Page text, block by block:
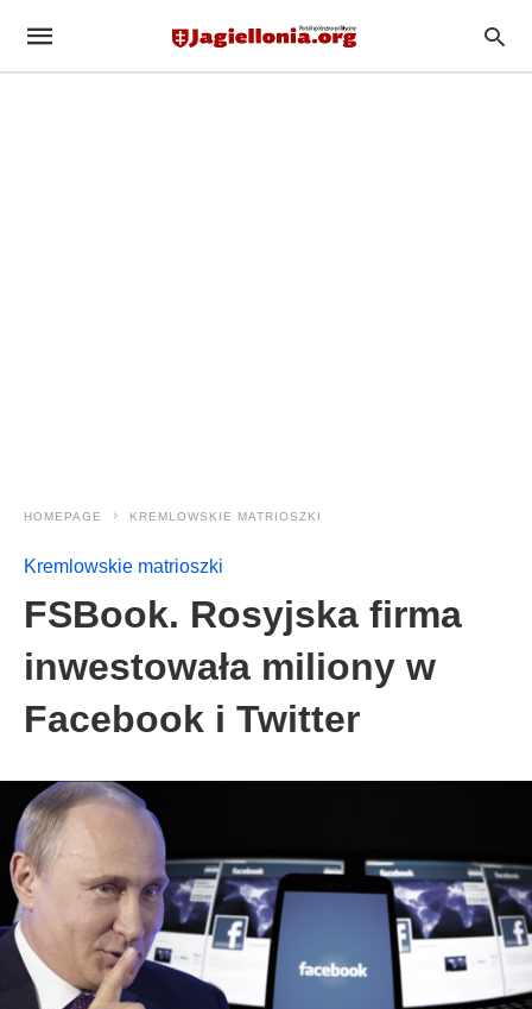
HOMEPAGE KREMLOWSKIE MATRIOSZKI
Kremlowskie matrioszki
FSBook. Rosyjska firma
inwestowała miliony w
Facebook i Twitter